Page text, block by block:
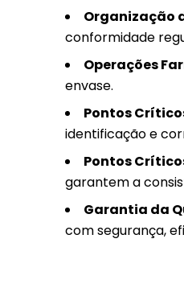
Organização
conformidade
Operações
envase.
Pontos
identificação e
Pontos
garantem a
Garantia da
com segurança,